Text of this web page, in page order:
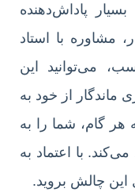
پاداش‌دهنده
مشاوره با استاد
می‌توانید این
ماندگار از خود به
هر گام، شما را به
با اعتماد به
چالش بروید.